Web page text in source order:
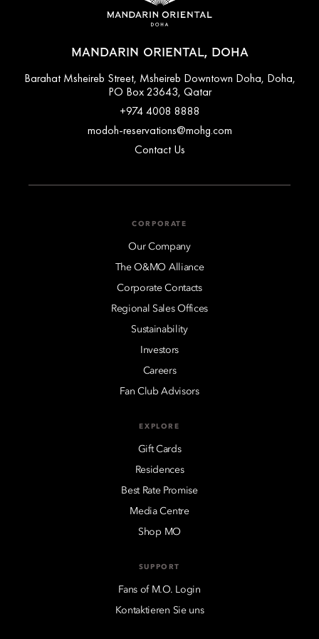
MANDARIN ORIENTAL, DOHA
Barahat Msheireb Street, Msheireb Downtown Doha, Doha,
PO Box 23643, Qatar
+974 4008 8888
modoh-reservations@mohg.com
Contact Us
CORPORATE
Our Company
The O&MO Alliance
Corporate Contacts
Regional Sales Offices
Sustainability
Investors
Careers
Fan Club Advisors
EXPLORE
Gift Cards
Residences
Best Rate Promise
Media Centre
Shop MO
SUPPORT
Fans of M.O. Login
Kontaktieren Sie uns